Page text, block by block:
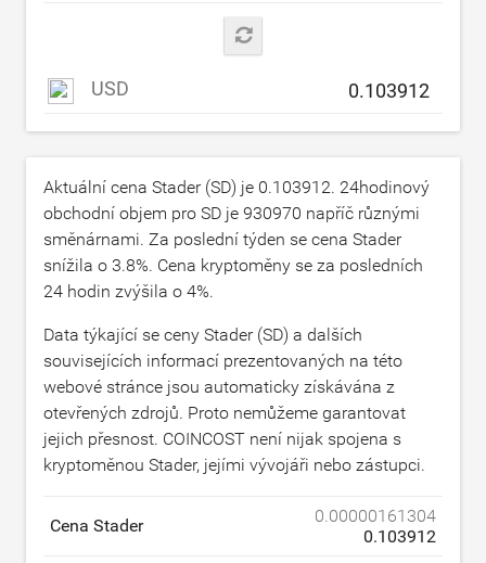
USD
Aktuální cena Stader (SD) je 0.103912. 24hodinový
obchodní objem pro SD je 930970 napříč různými
směnárnami. Za poslední týden se cena Stader
snížila o 3.8%. Cena kryptoměny se za posledních
24 hodin zvýšila o 4%.
Data týkající se ceny Stader (SD) a dalších
souvisejících informací prezentovaných na této
webové stránce jsou automaticky získávána z
otevřených zdrojů. Proto nemůžeme garantovat
jejich přesnost. COINCOST není nijak spojena s
kryptoměnou Stader, jejími vývojáři nebo zástupci.
Cena Stader
0.00000161304
0.103912